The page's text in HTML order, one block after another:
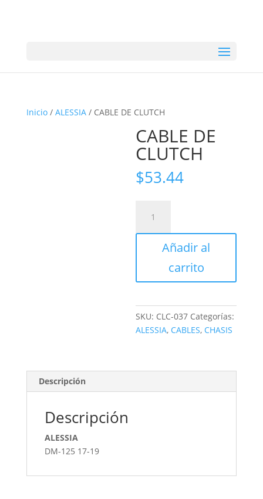
Inicio/ ALESSIA/ CABLE DE CLUTCH
CABLE DE
CLUTCH
$53.44
CLUTCH
cantidadAñadir al
carrito
SKU: CLC-037 Categorías:
ALESSIA, CABLES, CHASIS
Descripción
Descripción
ALESSIA
DM-125 17-19